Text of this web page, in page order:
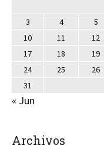
3
4 5
10
11 12
17
18 19
24
25 26
31
« Jun
Archivos